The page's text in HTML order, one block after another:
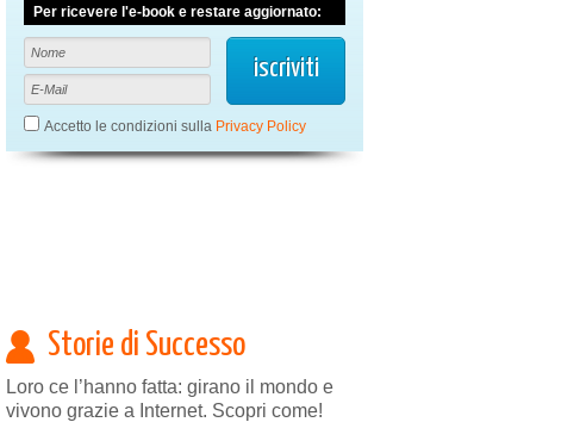
Per ricevere l'e-book e restare aggiornato:
Accetto le condizioni sulla Privacy Policy
Storie di Successo
Loro ce l’hanno fatta: girano il mondo e
vivono grazie a Internet. Scopri come!